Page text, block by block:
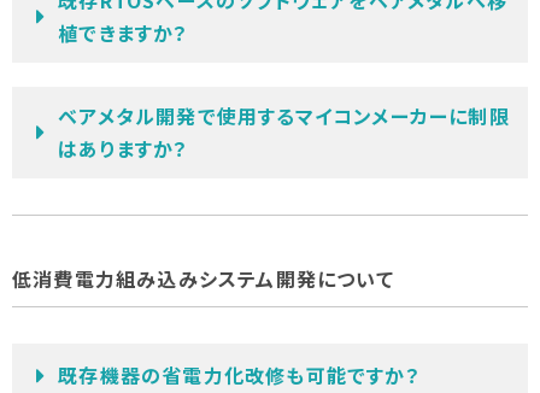
植できますか？
ベアメタル開発で使用するマイコンメーカーに制限
はありますか？
低消費電力組み込みシステム開発について
既存機器の省電力化改修も可能ですか？